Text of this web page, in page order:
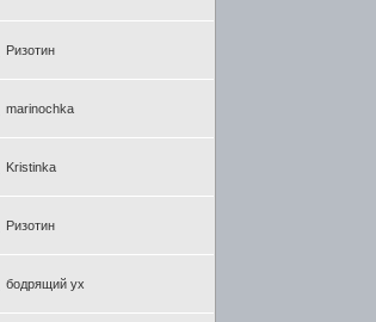
Ризотин
marinochka
Kristinka
Ризотин
бодрящий ух